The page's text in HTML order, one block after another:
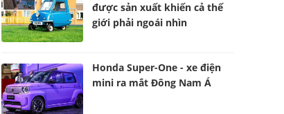
được sản xuất khiến cả thế
giới phải ngoái nhìn
Honda Super-One - xe điện
mini ra mắt Đông Nam Á